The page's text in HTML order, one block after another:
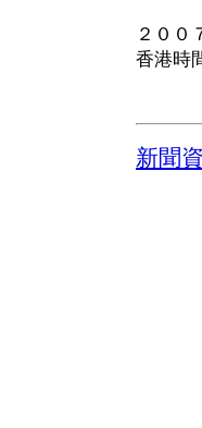
２００
香港時
新聞